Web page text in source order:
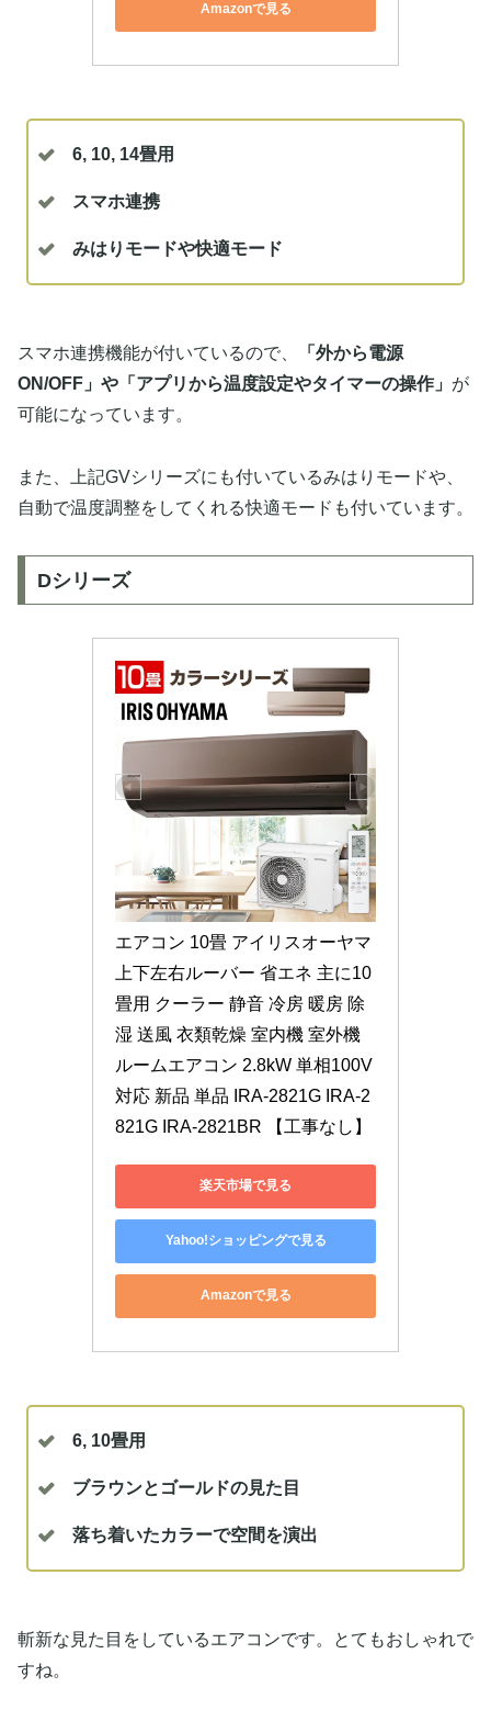
Amazonで見る
6, 10, 14畳用
スマホ連携
みはりモードや快適モード
スマホ連携機能が付いているので、
「外から電源
ON/OFF」や「アプリから温度設定やタイマーの操作」 が
可能になっています。
また、上記GVシリーズにも付いているみはりモードや、
自動で温度調整をしてくれる快適モードも付いています。
Dシリーズ
エアコン 10畳 アイリスオーヤマ
上下左右ルーバー 省エネ 主に10
畳用 クーラー 静音 冷房 暖房 除
湿 送風 衣類乾燥 室内機 室外機
ルームエアコン 2.8kW 単相100V
対応 新品 単品 IRA-2821G IRA-2
821G IRA-2821BR 【工事なし】
楽天市場で見る
Yahoo!ショッピングで見る
Amazonで見る
6, 10畳用
ブラウンとゴールドの見た目
落ち着いたカラーで空間を演出
斬新な見た目をしているエアコンです。とてもおしゃれで
すね。